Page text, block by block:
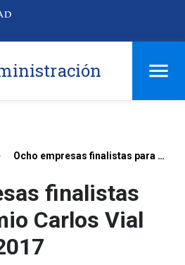
Ocho empresas finalistas para el Premio Carlos Vial Espantoso 2017
finalistas
Carlos Vial